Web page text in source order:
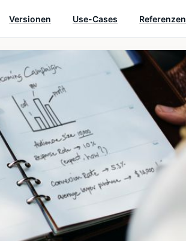
Versionen Use-Cases Referenzen